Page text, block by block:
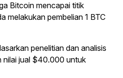
Bitcoin mencapai titik
melakukan pembelian 1 BTC
penelitian dan analisis
nilai jual $40.000 untuk